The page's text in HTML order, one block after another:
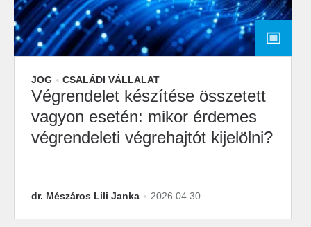
JOG CSALÁDI VÁLLALAT
Végrendelet készítése összetett
vagyon esetén: mikor érdemes
végrendeleti végrehajtót kijelölni?
dr. Mészáros Lili Janka 2026.04.30